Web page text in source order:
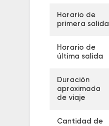
Horario de
primera salida
Horario de
última salida
Duración
aproximada
de viaje
Cantidad de